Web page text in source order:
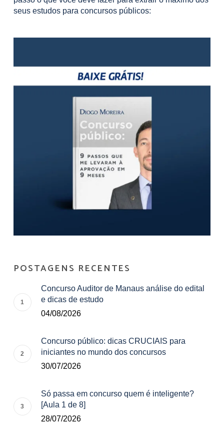
seus estudos para concursos públicos:
POSTAGENS RECENTES
Concurso Auditor de Manaus análise do edital
e dicas de estudo
04/08/2026
Concurso público: dicas CRUCIAIS para
iniciantes no mundo dos concursos
30/07/2026
Só passa em concurso quem é inteligente?
[Aula 1 de 8]
28/07/2026